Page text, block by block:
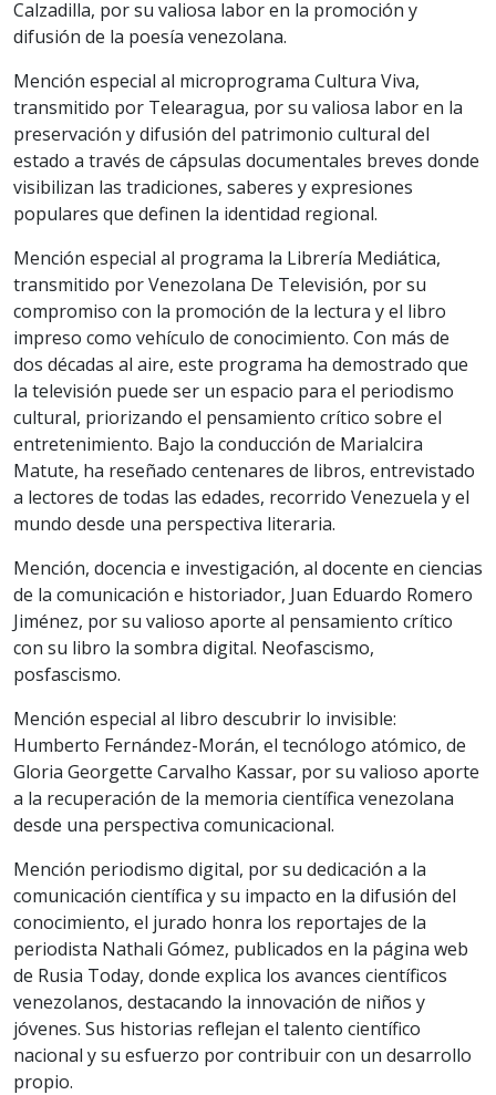
Calzadilla, por su valiosa labor en la promoción y
difusión de la poesía venezolana.
Mención especial al microprograma Cultura Viva,
transmitido por Telearagua, por su valiosa labor en la
preservación y difusión del patrimonio cultural del
estado a través de cápsulas documentales breves donde
visibilizan las tradiciones, saberes y expresiones
populares que definen la identidad regional.
Mención especial al programa la Librería Mediática,
transmitido por Venezolana De Televisión, por su
compromiso con la promoción de la lectura y el libro
impreso como vehículo de conocimiento. Con más de
dos décadas al aire, este programa ha demostrado que
la televisión puede ser un espacio para el periodismo
cultural, priorizando el pensamiento crítico sobre el
entretenimiento. Bajo la conducción de Marialcira
Matute, ha reseñado centenares de libros, entrevistado
a lectores de todas las edades, recorrido Venezuela y el
mundo desde una perspectiva literaria.
Mención, docencia e investigación, al docente en ciencias
de la comunicación e historiador, Juan Eduardo Romero
Jiménez, por su valioso aporte al pensamiento crítico
con su libro la sombra digital. Neofascismo,
posfascismo.
Mención especial al libro descubrir lo invisible:
Humberto Fernández-Morán, el tecnólogo atómico, de
Gloria Georgette Carvalho Kassar, por su valioso aporte
a la recuperación de la memoria científica venezolana
desde una perspectiva comunicacional.
Mención periodismo digital, por su dedicación a la
comunicación científica y su impacto en la difusión del
conocimiento, el jurado honra los reportajes de la
periodista Nathali Gómez, publicados en la página web
de Rusia Today, donde explica los avances científicos
venezolanos, destacando la innovación de niños y
jóvenes. Sus historias reflejan el talento científico
nacional y su esfuerzo por contribuir con un desarrollo
propio.